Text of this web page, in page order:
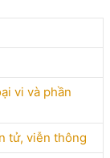
vi và phần
tử, viễn thông